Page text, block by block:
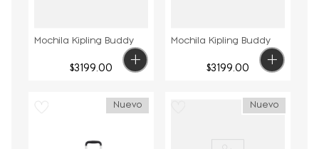
Mochila Kipling Buddy
$3199.00
Mochila Kipling Buddy
$3199.00
Nuevo Nuevo